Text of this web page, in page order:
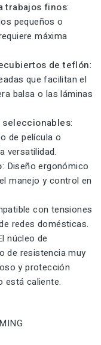
trabajos finos:
pequeños o
máxima
de teflón:
que facilitan el
balsa o las láminas
seleccionables:
de película o
versatilidad.
: Diseño ergonómico
manejo y control en
con tensiones
redes domésticas.
núcleo de
de resistencia muy
y protección
está caliente.